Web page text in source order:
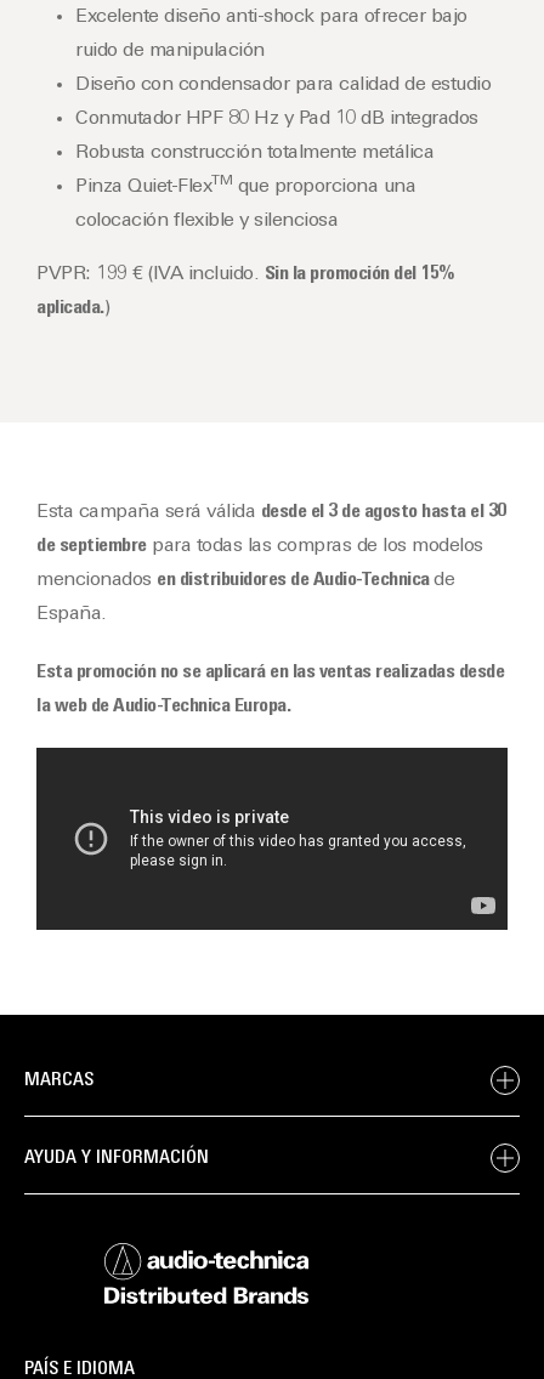
Excelente diseño anti-shock para ofrecer bajo
ruido de manipulación
Diseño con condensador para calidad de estudio
Conmutador HPF 80 Hz y Pad 10 dB integrados
Robusta construcción totalmente metálica
Pinza Quiet-FlexTM que proporciona una
colocación flexible y silenciosa
PVPR: 199 € (IVA incluido. Sin la promoción del 15%
aplicada.)
Esta campaña será válida desde el 3 de agosto hasta el 30
de septiembrepara todas las compras de los modelos
mencionados en distribuidores de Audio-Technicade
España.
Esta promoción no se aplicará en las ventas realizadas desde
la web de Audio-Technica Europa.
MARCAS
AYUDA Y INFORMACIÓN
PAÍS E IDIOMA